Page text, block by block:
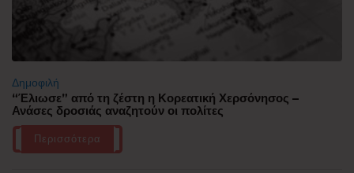
Δημοφιλή
“Έλιωσε” από τη ζέστη η Κορεατική Χερσόνησος –
Ανάσες δροσιάς αναζητούν οι πολίτες
Περισσότερα